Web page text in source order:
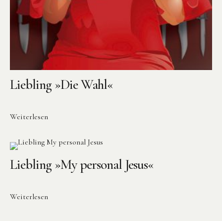
Liebling »Die Wahl«
Weiterlesen
Liebling »My personal Jesus«
Weiterlesen